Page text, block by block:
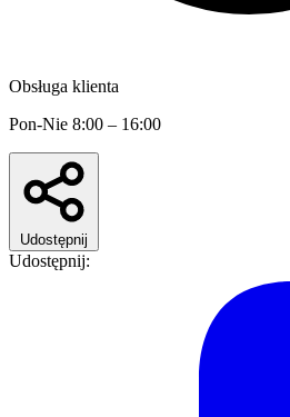
Obsługa klienta
Pon-Nie 8:00 – 16:00
Udostępnij
Udostępnij: